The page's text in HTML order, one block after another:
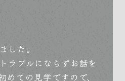
した。
ラブルにならずお話を
めての見学ですので、